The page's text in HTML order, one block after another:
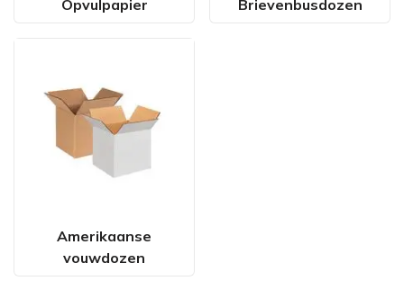
Opvulpapier Brievenbusdozen
Amerikaanse
vouwdozen